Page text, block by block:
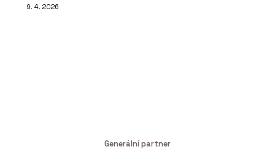
9. 4. 2026
Generální partner